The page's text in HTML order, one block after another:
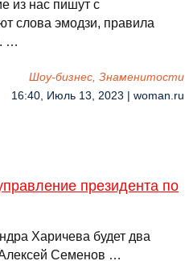
из нас пишут с
слова эмодзи, правила
…
Шоу-бизнес, Знаменитости
16:40, Июль 13, 2023 | woman.ru
президента по
Харичева будет два
Семенов …